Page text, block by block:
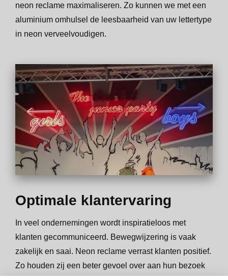
neon reclame maximaliseren. Zo kunnen we met een
aluminium omhulsel de leesbaarheid van uw lettertype
in neon verveelvoudigen.
Optimale klantervaring
In veel ondernemingen wordt inspiratieloos met
klanten gecommuniceerd. Bewegwijzering is vaak
zakelijk en saai. Neon reclame verrast klanten positief.
Zo houden zij een beter gevoel over aan hun bezoek